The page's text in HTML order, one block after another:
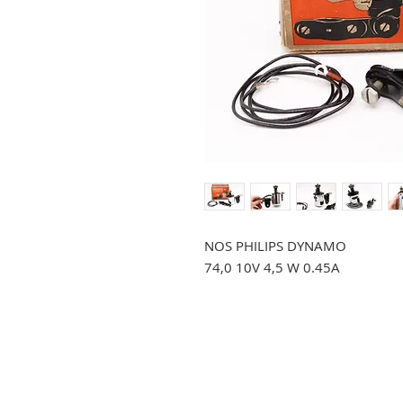
NOS PHILIPS DYNAMO
74,0 10V 4,5 W 0.45A